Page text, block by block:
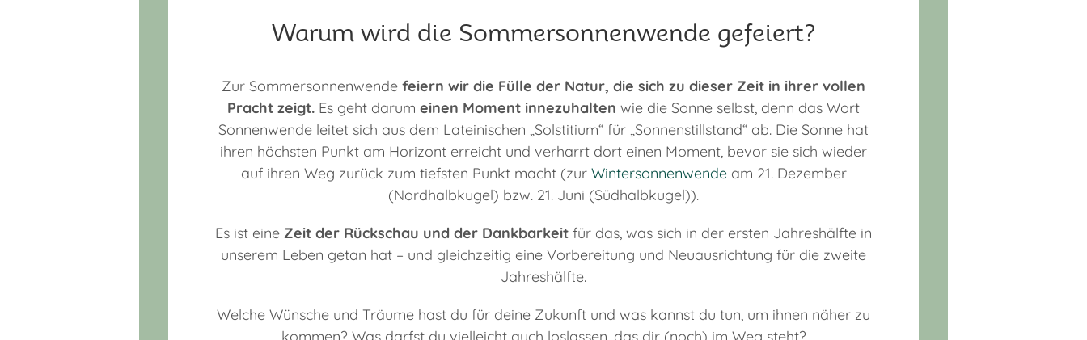
Warum wird die Sommersonnenwende gefeiert?
Zur Sommersonnenwende feiern wir die Fülle der Natur, die sich zu dieser Zeit in ihrer vollen
Pracht zeigt. Es geht darum einen Moment innezuhalten wie die Sonne selbst, denn das Wort
Sonnenwende leitet sich aus dem Lateinischen „Solstitium“ für „Sonnenstillstand“ ab. Die Sonne hat
ihren höchsten Punkt am Horizont erreicht und verharrt dort einen Moment, bevor sie sich wieder
auf ihren Weg zurück zum tiefsten Punkt macht (zur Wintersonnenwendeam 21. Dezember
(Nordhalbkugel) bzw. 21. Juni (Südhalbkugel)).
Es ist eine Zeit der Rückschau und der Dankbarkeit für das, was sich in der ersten Jahreshälfte in
unserem Leben getan hat – und gleichzeitig eine Vorbereitung und Neuausrichtung für die zweite
Jahreshälfte.
Welche Wünsche und Träume hast du für deine Zukunft und was kannst du tun, um ihnen näher zu
kommen? Was darfst du vielleicht auch loslassen, das dir (noch) im Weg steht?